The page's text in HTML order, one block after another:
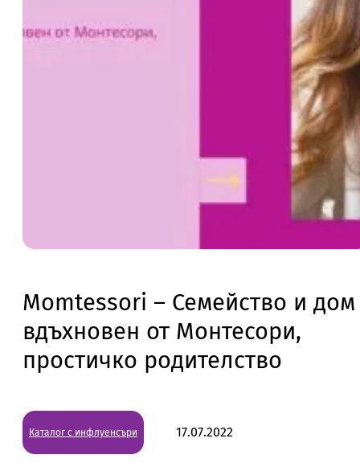
Momtessori – Семейство и дом
вдъхновен от Монтесори,
простичко родителство
Каталог с инфлуенсъри 17.07.2022